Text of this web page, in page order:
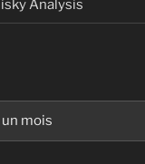
Analysis